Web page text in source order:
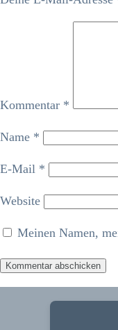
Kommentar *
Name *
E-Mail *
Website
Meinen Namen,